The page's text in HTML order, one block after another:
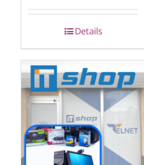
Details